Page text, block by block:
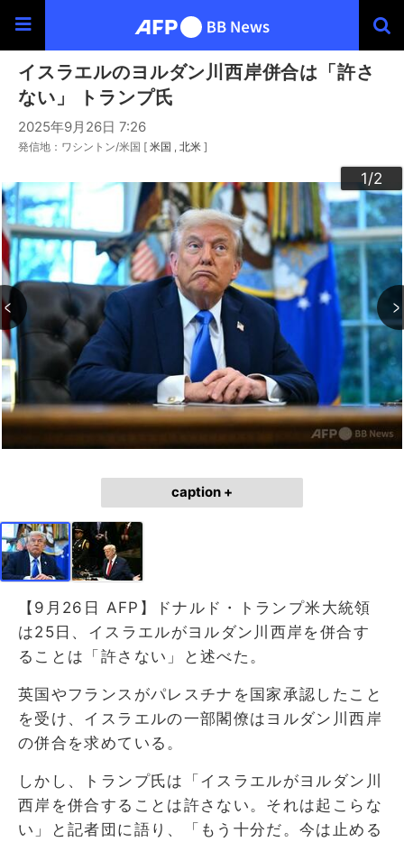
イスラエルのヨルダン川西岸併合は「許さ
ない」 トランプ氏
2025年9月26日 7:26
発信地：ワシントン/米国 [ 米国 北米 ]
1/2
2/2
caption +
【9月26日 AFP】ドナルド・トランプ米大統領
は25日、イスラエルがヨルダン川西岸を併合す
ることは「許さない」と述べた。
英国やフランスがパレスチナを国家承認したこと
を受け、イスラエルの一部閣僚はヨルダン川西岸
の併合を求めている。
しかし、トランプ氏は「イスラエルがヨルダン川
西岸を併合することは許さない。それは起こらな
い」と記者団に語り、「もう十分だ。今は止める